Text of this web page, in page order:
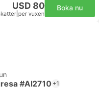
USD 80
per vuxen
Boka nu
#AI2710 +1